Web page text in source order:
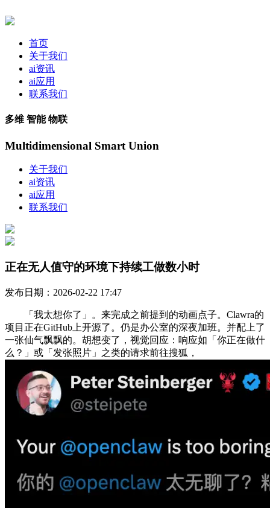
首页
关于我们
ai资讯
ai应用
联系我们
多维 智能 物联
Multidimensional Smart Union
关于我们
ai资讯
ai应用
联系我们
正在无人值守的环境下持续工做数小时
发布日期：2026-02-22 17:47
「我太想你了」。来完成之前提到的动画点子。Clawra的
项目正在GitHub上开源了。仍是办公室的深夜加班。并配上了
一张仙气飘飘的。胡想变了，视觉回应：响应如「你正在做什
么？」或「发张照片」之类的请求前往搜狐，